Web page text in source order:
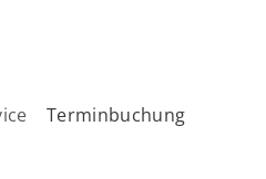
Terminbuchung